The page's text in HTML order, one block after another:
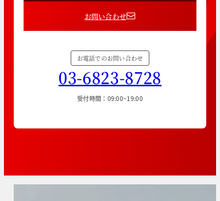
お問い合わせ
お電話でのお問い合わせ
03-6823-8728
受付時間：09:00~19:00